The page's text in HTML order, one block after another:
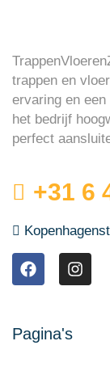
trappen en
ervaring en
het bedrijf
perfect
+31 6
Pagina's